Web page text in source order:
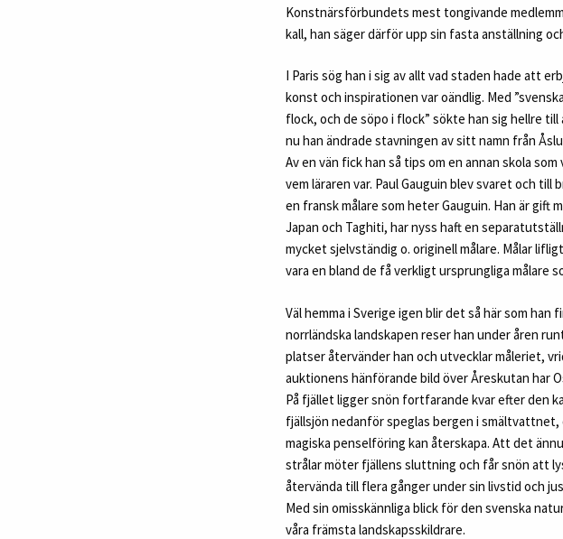
Konstnärsförbundets mest tongivande
kall, han säger därför upp sin fasta anställning
I Paris sög han i sig av allt vad staden hade att
konst och inspirationen var oändlig. Med
flock, och de söpo i flock” sökte han sig hellre
nu han ändrade stavningen av sitt namn från
Av en vän fick han så tips om en annan skola
vem läraren var. Paul Gauguin blev svaret och
en fransk målare som heter Gauguin. Han är gift
Japan och Taghiti, har nyss haft en
mycket sjelvständig o. originell målare. Målar
vara en bland de få verkligt ursprungliga målare
Väl hemma i Sverige igen blir det så här som
norrländska landskapen reser han under åren
platser återvänder han och utvecklar måleriet,
auktionens hänförande bild över Åreskutan har
På fjället ligger snön fortfarande kvar efter den
fjällsjön nedanför speglas bergen i
magiska penselföring kan återskapa. Att det
strålar möter fjällens sluttning och får snön att
återvända till flera gånger under sin livstid och
Med sin omisskännliga blick för den svenska
våra främsta landskapsskildrare.